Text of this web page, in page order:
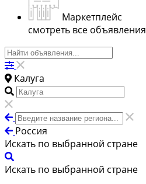
Маркетплейс
смотреть все объявления
Калуга
Россия
Искать по выбранной стране
Искать по выбранной стране